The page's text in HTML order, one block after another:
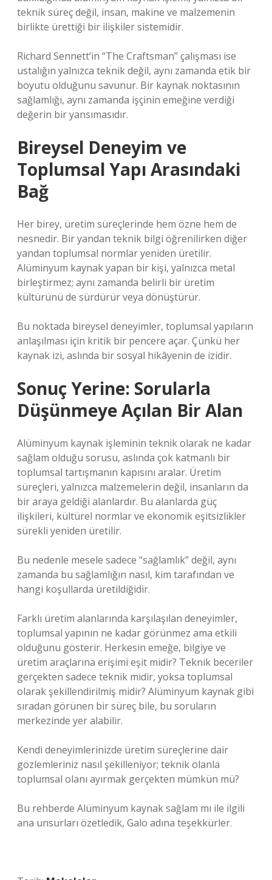
teknik süreç değil, insan, makine ve malzemenin
birlikte ürettiği bir ilişkiler sistemidir.
Richard Sennett’in “The Craftsman” çalışması ise
ustalığın yalnızca teknik değil, aynı zamanda etik bir
boyutu olduğunu savunur. Bir kaynak noktasının
sağlamlığı, aynı zamanda işçinin emeğine verdiği
değerin bir yansımasıdır.
Bireysel Deneyim ve
Toplumsal Yapı Arasındaki
Bağ
Her birey, üretim süreçlerinde hem özne hem de
nesnedir. Bir yandan teknik bilgi öğrenilirken diğer
yandan toplumsal normlar yeniden üretilir.
Alüminyum kaynak yapan bir kişi, yalnızca metal
birleştirmez; aynı zamanda belirli bir üretim
kültürünü de sürdürür veya dönüştürür.
Bu noktada bireysel deneyimler, toplumsal yapıların
anlaşılması için kritik bir pencere açar. Çünkü her
kaynak izi, aslında bir sosyal hikâyenin de izidir.
Sonuç Yerine: Sorularla
Düşünmeye Açılan Bir Alan
Alüminyum kaynak işleminin teknik olarak ne kadar
sağlam olduğu sorusu, aslında çok katmanlı bir
toplumsal tartışmanın kapısını aralar. Üretim
süreçleri, yalnızca malzemelerin değil, insanların da
bir araya geldiği alanlardır. Bu alanlarda güç
ilişkileri, kültürel normlar ve ekonomik eşitsizlikler
sürekli yeniden üretilir.
Bu nedenle mesele sadece “sağlamlık” değil, aynı
zamanda bu sağlamlığın nasıl, kim tarafından ve
hangi koşullarda üretildiğidir.
Farklı üretim alanlarında karşılaşılan deneyimler,
toplumsal yapının ne kadar görünmez ama etkili
olduğunu gösterir. Herkesin emeğe, bilgiye ve
üretim araçlarına erişimi eşit midir? Teknik beceriler
gerçekten sadece teknik midir, yoksa toplumsal
olarak şekillendirilmiş midir? Alüminyum kaynak gibi
sıradan görünen bir süreç bile, bu soruların
merkezinde yer alabilir.
Kendi deneyimlerinizde üretim süreçlerine dair
gözlemleriniz nasıl şekilleniyor; teknik olanla
toplumsal olanı ayırmak gerçekten mümkün mü?
Bu rehberde Alüminyum kaynak sağlam mı ile ilgili
ana unsurları özetledik, Galo adına teşekkürler.